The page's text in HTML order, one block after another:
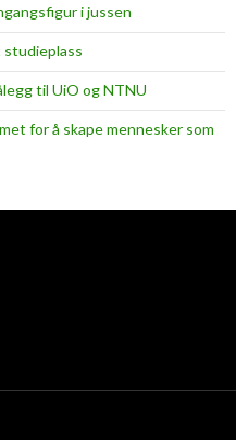
i jussen
til UiO og NTNU
for å skape mennesker som